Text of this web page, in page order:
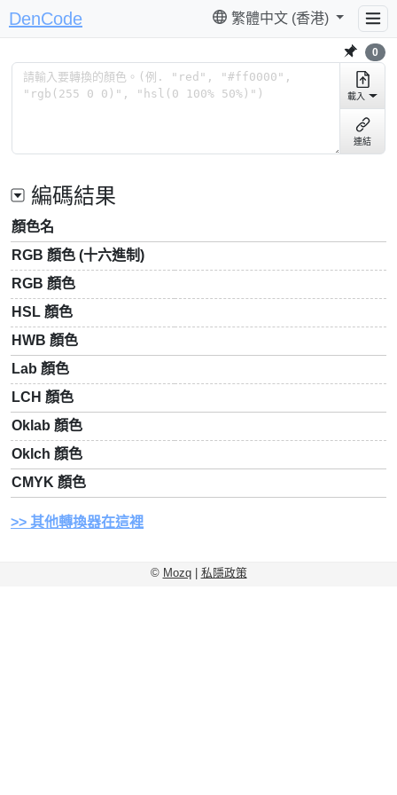
DenCode 繁體中文 (香港)
0
載入
連結
編碼結果
顏色名
RGB 顏色 (十六進制)
RGB 顏色
HSL 顏色
HWB 顏色
Lab 顏色
LCH 顏色
Oklab 顏色
Oklch 顏色
CMYK 顏色
其他轉換器在這裡
© Mozq| 私隱政策